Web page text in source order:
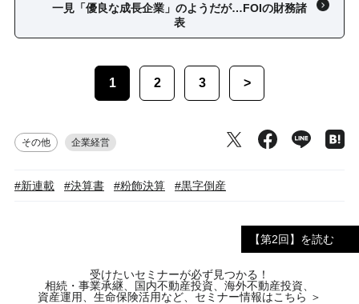
一見「優良な成長企業」のようだが…FOIの財務諸
表
1 2 3 >
その他 企業経営
#新連載 #決算書 #粉飾決算 #黒字倒産
【第2回】を読む
受けたいセミナーが必ず見つかる！
相続・事業承継、国内不動産投資、海外不動産投資、
資産運用、生命保険活用など、セミナー情報はこちら ＞